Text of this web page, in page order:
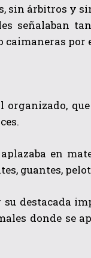
sin árbitros y
señalaban
organizado,
en
guantes,
destacada
donde se